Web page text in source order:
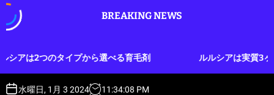
o
BREAKING NEWS
ら選べる育毛剤 ルルシアは実質3ヶ月分のお試しができ
水曜日, 1月 3 2024 11 :34:09 PM